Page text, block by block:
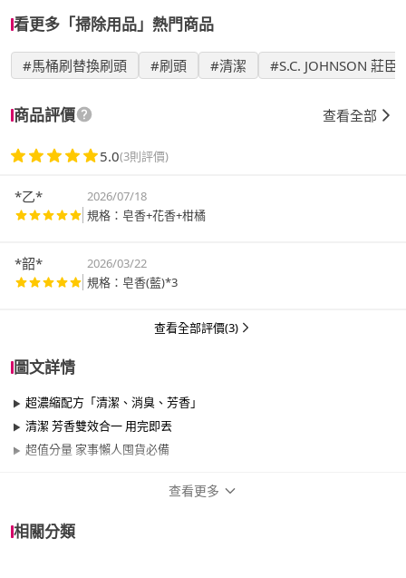
看更多「掃除用品」熱門商品
#馬桶刷替換刷頭 #刷頭 #清潔 #S.C. JOHNSON 莊臣
商品評價 查看全部
5.0(3則評價)
*乙*
2026/07/18
規格：皂香+花香+柑橘
*韶*
2026/03/22
規格：皂香(藍)*3
查看全部評價(3)
圖文詳情
超濃縮配方「清潔、消臭、芳香」
清潔 芳香雙效合一 用完即丟
超值分量 家事懶人囤貨必備
查看更多
相關分類